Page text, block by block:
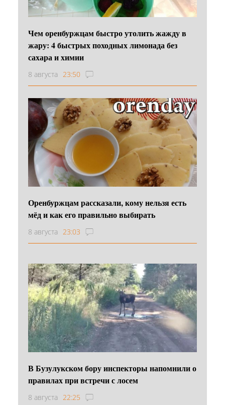
Чем оренбуржцам быстро утолить жажду в
жару: 4 быстрых походных лимонада без
сахара и химии
8 августа 23:50
Оренбуржцам рассказали, кому нельзя есть
мёд и как его правильно выбирать
8 августа 23:03
В Бузулукском бору инспекторы напомнили о
правилах при встречи с лосем
8 августа 22:25